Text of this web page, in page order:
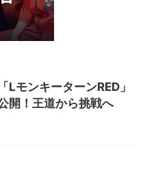
LモンキーターンRED」
開！王道から挑戦へ